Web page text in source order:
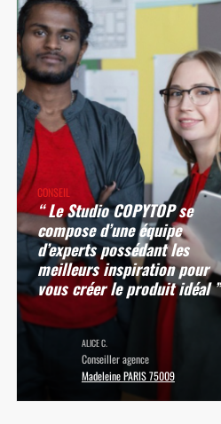
CONSEIL
“ Le Studio COPYTOP se
compose d’une équipe
d’experts possédant les
meilleurs inspiration pour
vous créer le produit idéal ”
ALICE C.
Conseiller agence
Madeleine PARIS 75009